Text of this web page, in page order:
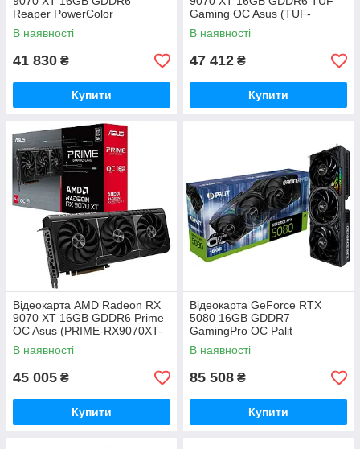
Reaper PowerColor
(RX9070XT 16G-A)
В наявності
41 830 ₴
Купити
Gaming OC Asus (TUF-
RX9070XT-O16G-GAMING)
В наявності
47 412 ₴
Купити
Відеокарта AMD Radeon RX
9070 XT 16GB GDDR6 Prime
OC Asus (PRIME-RX9070XT-
O16G)
В наявності
45 005 ₴
Купити
Відеокарта GeForce RTX
5080 16GB GDDR7
GamingPro OC Palit
(NE75080S19T2-GB2031A)
В наявності
85 508 ₴
Купити